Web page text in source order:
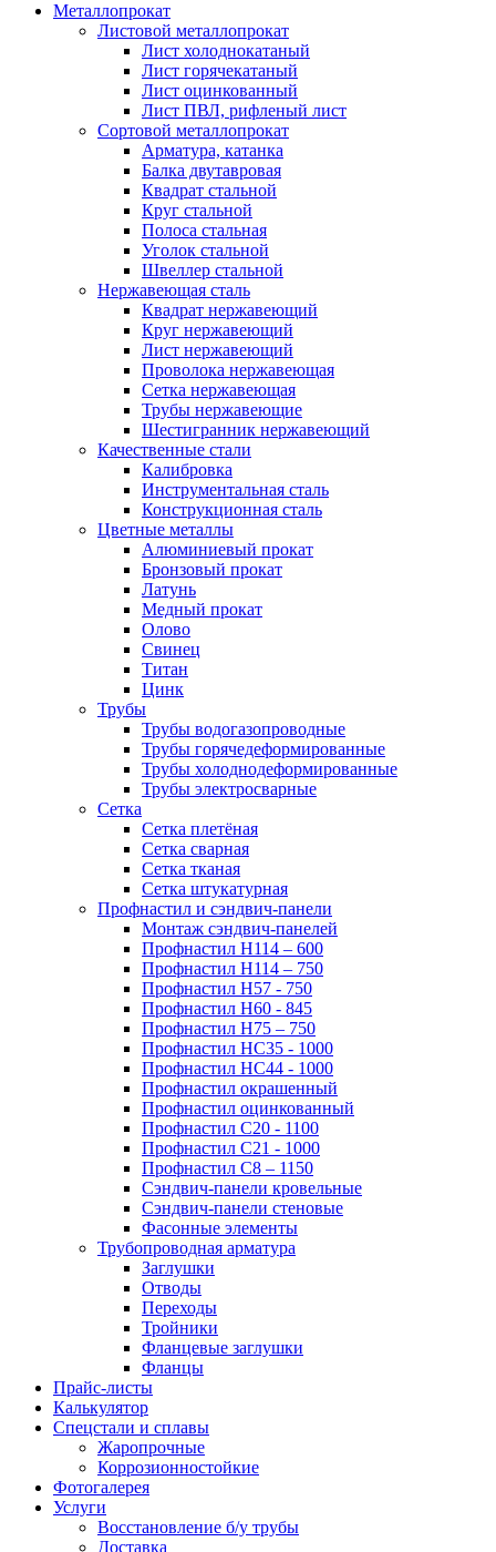
Металлопрокат
Листовой металлопрокат
Лист холоднокатаный
Лист горячекатаный
Лист оцинкованный
Лист ПВЛ, рифленый лист
Сортовой металлопрокат
Арматура, катанка
Балка двутавровая
Квадрат стальной
Круг стальной
Полоса стальная
Уголок стальной
Швеллер стальной
Нержавеющая сталь
Квадрат нержавеющий
Круг нержавеющий
Лист нержавеющий
Проволока нержавеющая
Сетка нержавеющая
Трубы нержавеющие
Шестигранник нержавеющий
Качественные стали
Калибровка
Инструментальная сталь
Конструкционная сталь
Цветные металлы
Алюминиевый прокат
Бронзовый прокат
Латунь
Медный прокат
Олово
Свинец
Титан
Цинк
Трубы
Трубы водогазопроводные
Трубы горячедеформированные
Трубы холоднодеформированные
Трубы электросварные
Сетка
Сетка плетёная
Сетка сварная
Сетка тканая
Сетка штукатурная
Профнастил и сэндвич-панели
Монтаж сэндвич-панелей
Профнастил Н114 – 600
Профнастил Н114 – 750
Профнастил Н57 - 750
Профнастил Н60 - 845
Профнастил Н75 – 750
Профнастил НС35 - 1000
Профнастил НС44 - 1000
Профнастил окрашенный
Профнастил оцинкованный
Профнастил С20 - 1100
Профнастил С21 - 1000
Профнастил С8 – 1150
Сэндвич-панели кровельные
Сэндвич-панели стеновые
Фасонные элементы
Трубопроводная арматура
Заглушки
Отводы
Переходы
Тройники
Фланцевые заглушки
Фланцы
Прайс-листы
Калькулятор
Спецстали и сплавы
Жаропрочные
Коррозионностойкие
Фотогалерея
Услуги
Восстановление б/у трубы
Доставка